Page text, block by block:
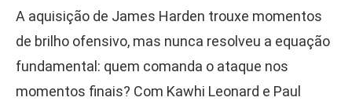
A aquisição de James Harden trouxe momentos
de brilho ofensivo, mas nunca resolveu a equação
fundamental: quem comanda o ataque nos
momentos finais? Com Kawhi Leonard e Paul